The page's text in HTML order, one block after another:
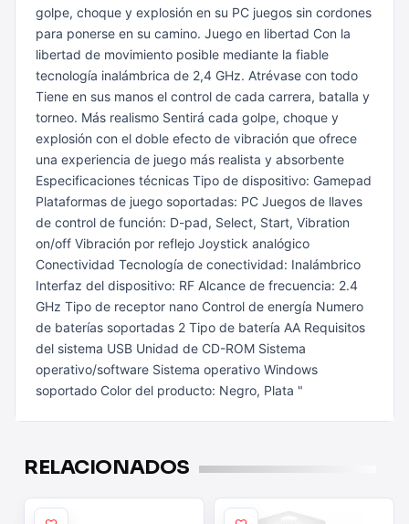
golpe, choque y explosión en su PC juegos sin cordones
para ponerse en su camino. Juego en libertad Con la
libertad de movimiento posible mediante la fiable
tecnología inalámbrica de 2,4 GHz. Atrévase con todo
Tiene en sus manos el control de cada carrera, batalla y
torneo. Más realismo Sentirá cada golpe, choque y
explosión con el doble efecto de vibración que ofrece
una experiencia de juego más realista y absorbente
Especificaciones técnicas Tipo de dispositivo: Gamepad
Plataformas de juego soportadas: PC Juegos de llaves
de control de función: D-pad, Select, Start, Vibration
on/off Vibración por reflejo Joystick analógico
Conectividad Tecnología de conectividad: Inalámbrico
Interfaz del dispositivo: RF Alcance de frecuencia: 2.4
GHz Tipo de receptor nano Control de energía Numero
de baterías soportadas 2 Tipo de batería AA Requisitos
del sistema USB Unidad de CD-ROM Sistema
operativo/software Sistema operativo Windows
soportado Color del producto: Negro, Plata "
RELACIONADOS